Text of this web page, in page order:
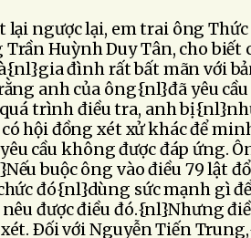
ngược lại, em trai ông
Huỳnh Duy Tân, cho biết
đình rất bất mãn với
anh của ông{nl}đã yêu
trình điều tra, anh
hội đồng xét xử khác để
cầu không được đáp ứng.
buộc ông vào điều 79 lật
đó{nl}dùng sức mạnh gì
được điều đó.{nl}Nhưng
Ðối với Nguyễn Tiến